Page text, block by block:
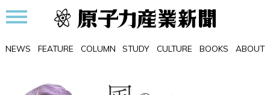
NEWS FEATURE COLUMN STUDY CULTURE BOOKS ABOUT